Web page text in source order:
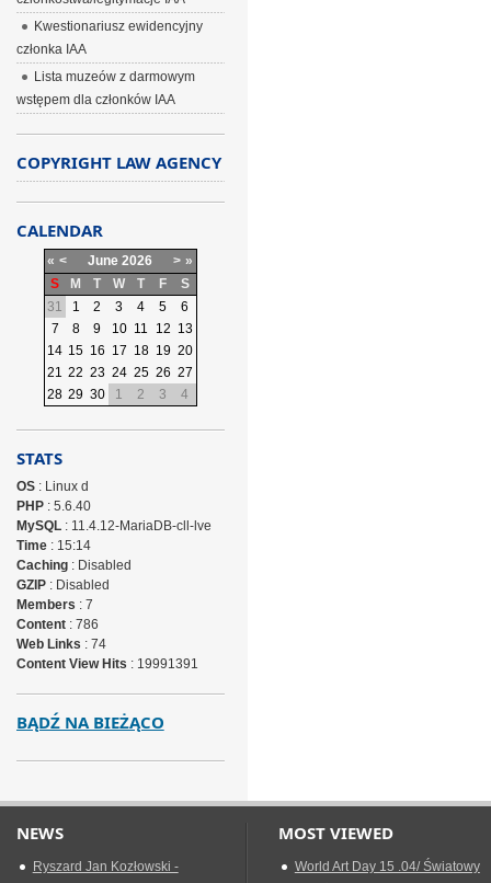
Kwestionariusz ewidencyjny
członka IAA
Lista muzeów z darmowym
wstępem dla członków IAA
COPYRIGHT LAW AGENCY
CALENDAR
« < June 2026 > »
S
M T W T F
S
31
1 2 3 4 5
6
7
8 9 10 11 12 13
14 15 16 17 18 19 20
21 22 23 24 25 26 27
28 29 30 1 2 3 4
STATS
OS: Linux d
PHP: 5.6.40
MySQL: 11.4.12-MariaDB-cll-lve
Time: 15:14
Caching: Disabled
GZIP: Disabled
Members : 7
Content: 786
Web Links : 74
Content View Hits : 19991391
BĄDŹ NA BIEŻĄCO
NEWS
Ryszard Jan Kozłowski -
MOST VIEWED
World Art Day 15 .04/ Światowy